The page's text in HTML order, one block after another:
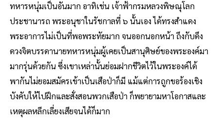
ทหารหนุ่มเป็นอันมาก อาทิเช่น เจ้าฟ้ากรมหลวงพิษณุโลก
ประชานารถ พระอนุชาในรัชกาลที่ ๖ นั้นเอง ได้ทรงสำแดง
พระอาการไม่เป็นที่พอพระทัยมาก จนออกนอกหน้า ถึงกับดึง
ดวงจิตบรรดานายทหารหนุ่มผู้เคยเป็นสานุศิษย์ของพระองค์มา
มากรุ่นด้วยกัน ซึ่งเขาเหล่านั้นย่อมฝากชีวิตไว้ในพระองค์ได้
พากันไม่ยอมสมัครเข้าเป็นเสือป่าก็มี แม้แต่การถูกขอร้องเชิง
บังคับให้ไปฝึกและสั่งสอนพวกเสือป่า ก็พยายามหาโอกาสและ
เหตุผลหลีกเลี่ยงเสียจนได้ก็มาก